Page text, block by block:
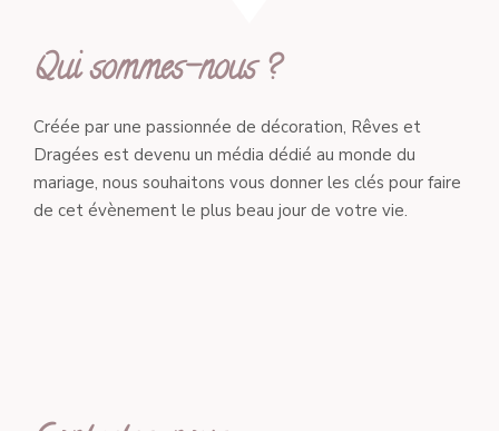
Qui sommes-nous ?
Créée par une passionnée de décoration, Rêves et
Dragées est devenu un média dédié au monde du
mariage, nous souhaitons vous donner les clés pour faire
de cet évènement le plus beau jour de votre vie.